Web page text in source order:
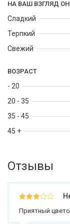
НА ВАШ ВЗГЛЯД ОН
Сладкий
Терпкий
Свежий
ВОЗРАСТ
- 20
20 - 35
35 - 45
45 +
Отзывы
Приятный